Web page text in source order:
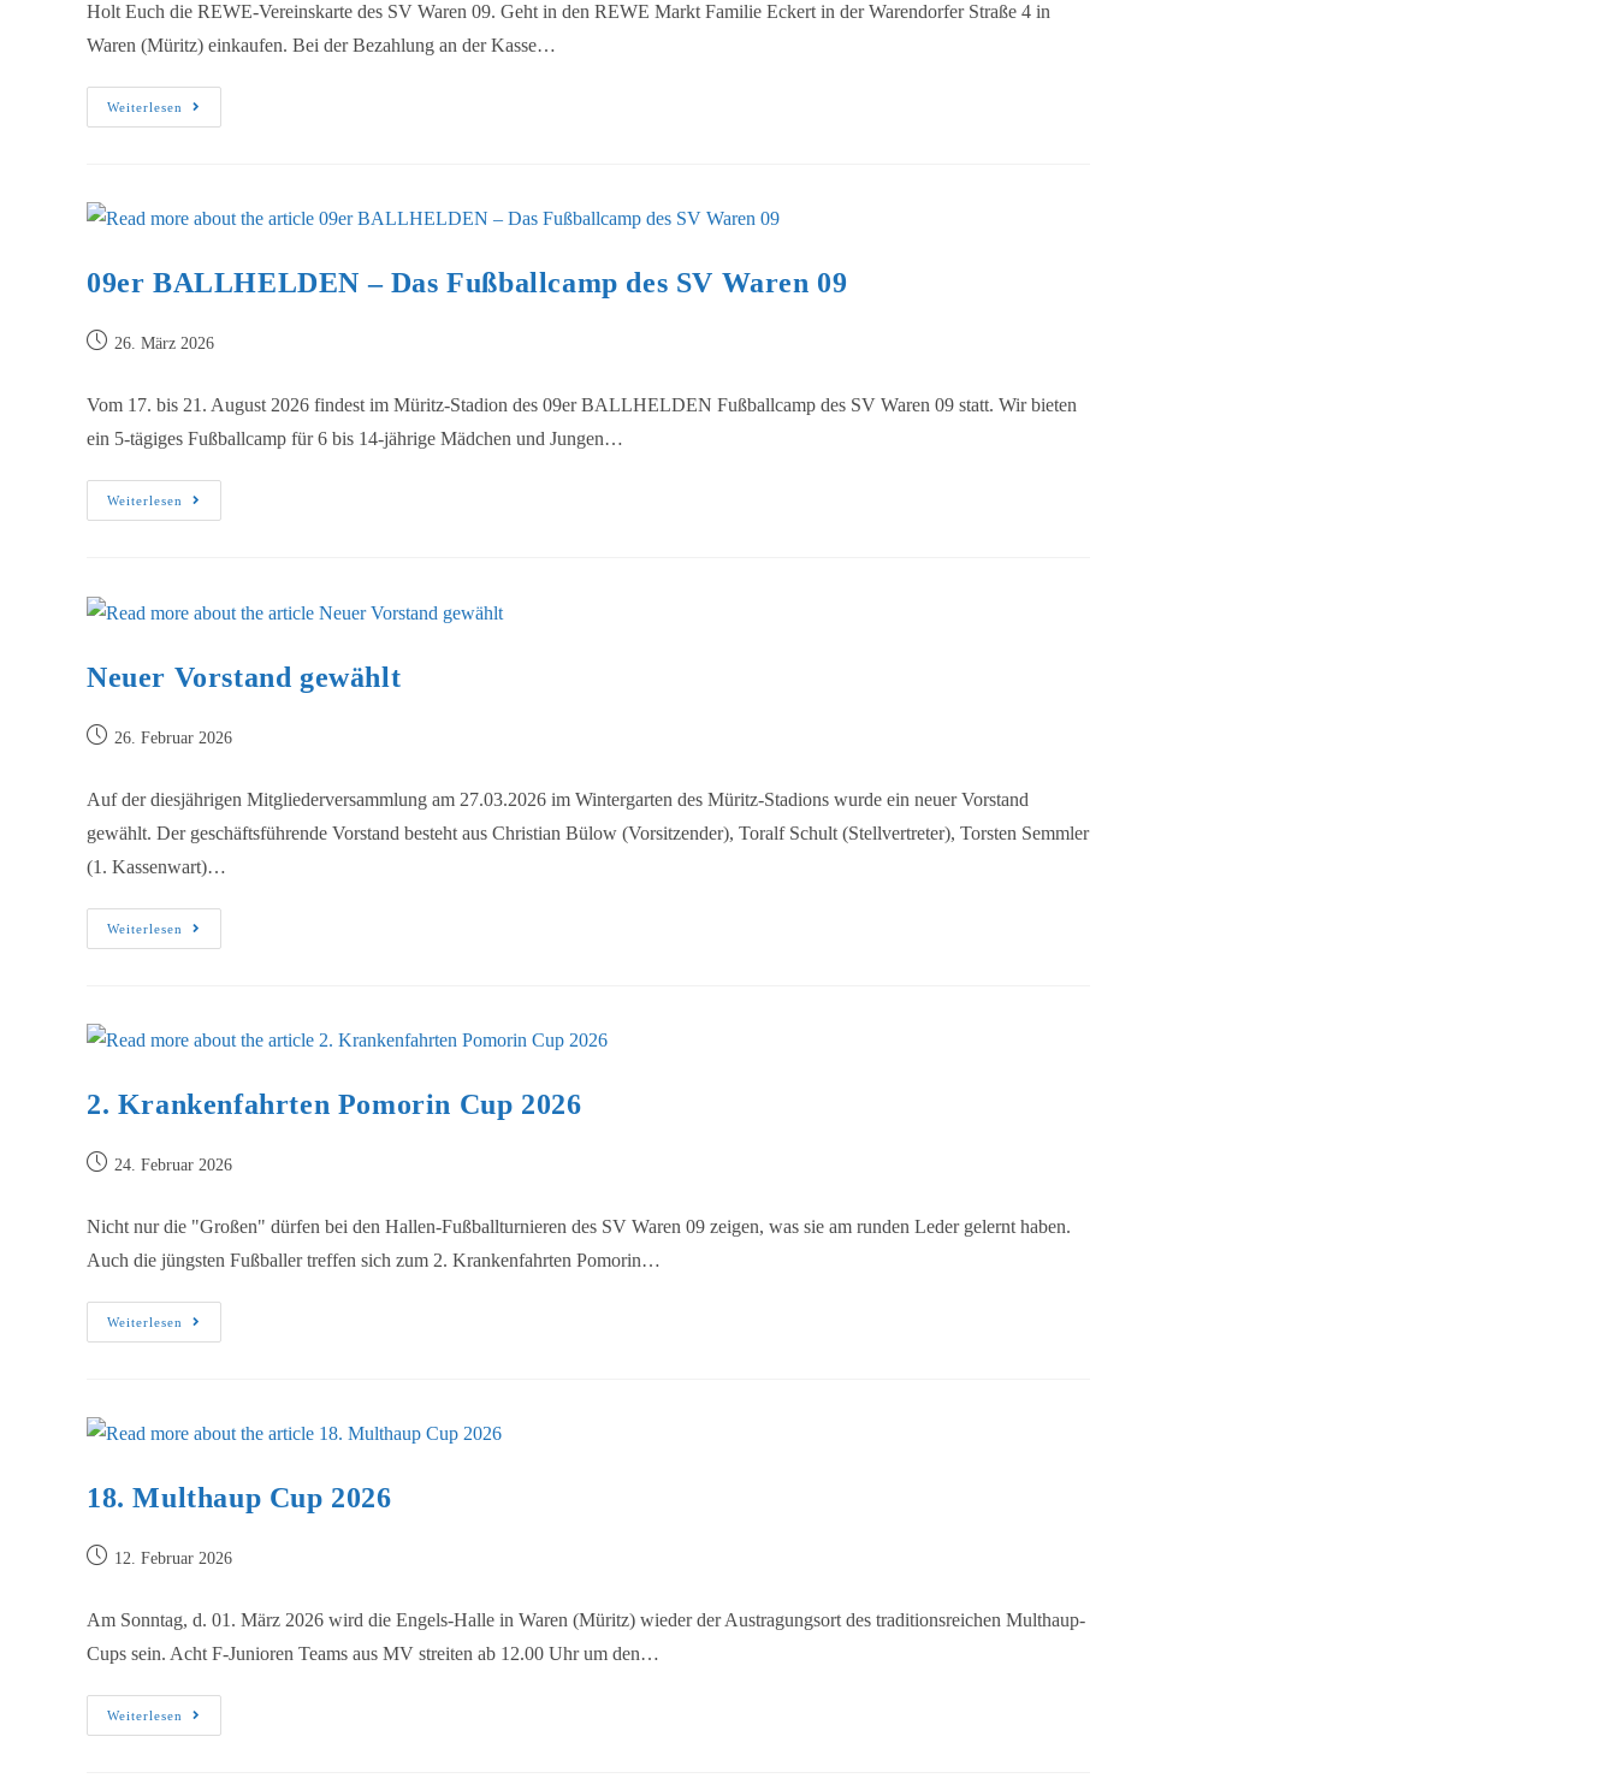
Holt Euch die REWE-Vereinskarte des SV Waren 09. Geht in den REWE Markt Familie Eckert in der Warendorfer Straße 4 in
Waren (Müritz) einkaufen. Bei der Bezahlung an der Kasse…
Weiterlesen
09er BALLHELDEN – Das Fußballcamp des SV Waren 09
26. März 2026
Vom 17. bis 21. August 2026 findest im Müritz-Stadion des 09er BALLHELDEN Fußballcamp des SV Waren 09 statt. Wir bieten
ein 5-tägiges Fußballcamp für 6 bis 14-jährige Mädchen und Jungen…
Weiterlesen
Neuer Vorstand gewählt
26. Februar 2026
Auf der diesjährigen Mitgliederversammlung am 27.03.2026 im Wintergarten des Müritz-Stadions wurde ein neuer Vorstand
gewählt. Der geschäftsführende Vorstand besteht aus Christian Bülow (Vorsitzender), Toralf Schult (Stellvertreter), Torsten Semmler
(1. Kassenwart)…
Weiterlesen
2. Krankenfahrten Pomorin Cup 2026
24. Februar 2026
Nicht nur die "Großen" dürfen bei den Hallen-Fußballturnieren des SV Waren 09 zeigen, was sie am runden Leder gelernt haben.
Auch die jüngsten Fußballer treffen sich zum 2. Krankenfahrten Pomorin…
Weiterlesen
18. Multhaup Cup 2026
12. Februar 2026
Am Sonntag, d. 01. März 2026 wird die Engels-Halle in Waren (Müritz) wieder der Austragungsort des traditionsreichen Multhaup-
Cups sein. Acht F-Junioren Teams aus MV streiten ab 12.00 Uhr um den…
Weiterlesen